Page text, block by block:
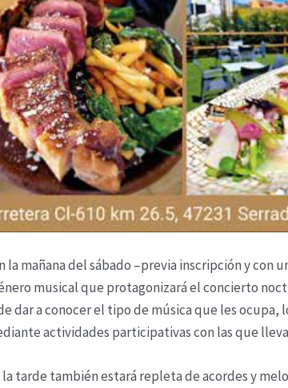
la mañana del sábado –previa inscripción y con
musical que protagonizará el concierto
dar a conocer el tipo de música que les ocupa,
actividades participativas con las que
la tarde también estará repleta de acordes y